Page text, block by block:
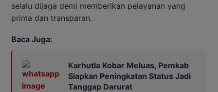
selalu dijaga demi memberikan pelayanan yang
prima dan transparan.
Baca Juga:
Karhutla Kobar Meluas, Pemkab
Siapkan Peningkatan Status Jadi
Tanggap Darurat